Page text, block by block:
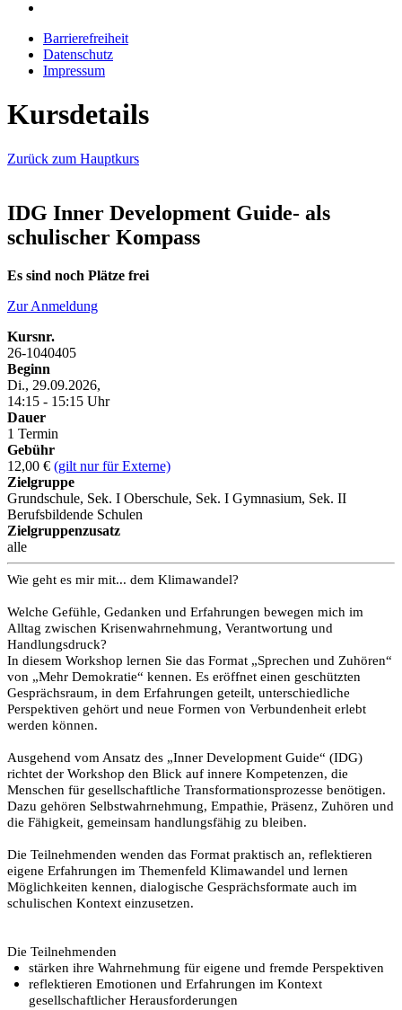
Barrierefreiheit
Datenschutz
Impressum
Kursdetails
Zurück zum Hauptkurs
IDG Inner Development Guide- als
schulischer Kompass
Es sind noch Plätze frei
Zur Anmeldung
Kursnr.
26-1040405
Beginn
Di., 29.09.2026,
14:15 - 15:15 Uhr
Dauer
1 Termin
Gebühr
12,00 € (gilt nur für Externe)
Zielgruppe
Grundschule, Sek. I Oberschule, Sek. I Gymnasium, Sek. II
Berufsbildende Schulen
Zielgruppenzusatz
alle
Wie geht es mir mit... dem Klimawandel?
Welche Gefühle, Gedanken und Erfahrungen bewegen mich im
Alltag zwischen Krisenwahrnehmung, Verantwortung und
Handlungsdruck?
In diesem Workshop lernen Sie das Format „Sprechen und Zuhören“
von „Mehr Demokratie“ kennen. Es eröffnet einen geschützten
Gesprächsraum, in dem Erfahrungen geteilt, unterschiedliche
Perspektiven gehört und neue Formen von Verbundenheit erlebt
werden können.
Ausgehend vom Ansatz des „Inner Development Guide“ (IDG)
richtet der Workshop den Blick auf innere Kompetenzen, die
Menschen für gesellschaftliche Transformationsprozesse benötigen.
Dazu gehören Selbstwahrnehmung, Empathie, Präsenz, Zuhören und
die Fähigkeit, gemeinsam handlungsfähig zu bleiben.
Die Teilnehmenden wenden das Format praktisch an, reflektieren
eigene Erfahrungen im Themenfeld Klimawandel und lernen
Möglichkeiten kennen, dialogische Gesprächsformate auch im
schulischen Kontext einzusetzen.
Die Teilnehmenden
stärken ihre Wahrnehmung für eigene und fremde Perspektiven
reflektieren Emotionen und Erfahrungen im Kontext
gesellschaftlicher Herausforderungen